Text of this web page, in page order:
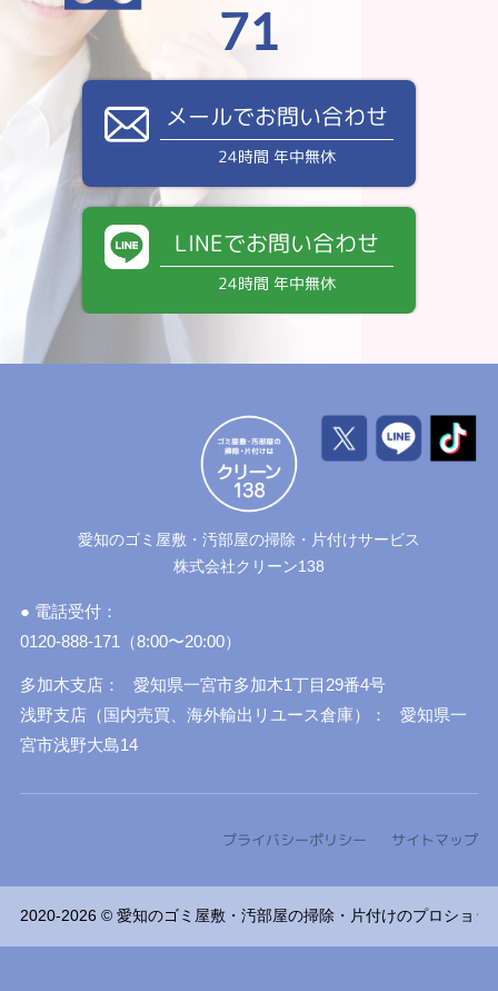
71
メールでお問い合わせ
24時間 年中無休
LINEでお問い合わせ
24時間 年中無休
愛知のゴミ屋敷・汚部屋の掃除・片付けサービス
株式会社クリーン138
● 電話受付：
0120-888-171（8:00〜20:00）
多加木支店：
愛知県一宮市多加木1丁目29番4号
浅野支店（国内売買、海外輸出リユース倉庫）：
愛知県一
宮市浅野大島14
プライバシーポリシー サイトマップ
2020-2026 © 愛知のゴミ屋敷・汚部屋の掃除・片付けのプロショッ